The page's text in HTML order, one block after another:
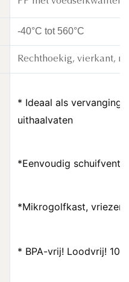
-40°C tot 560°C
Rechthoekig, vierkant,
* Ideaal als vervanging
uithaalvaten
*Eenvoudig
*Mikrogolfkast,
* BPA-vrij! Loodvrij!